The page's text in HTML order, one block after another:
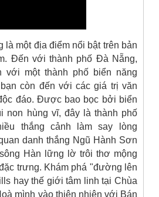
là một địa điểm nổi bật trên bản
Đến với thành phố Đà Nẵng,
với một thành phố biển năng
còn đến với các giá trị văn
đáo. Được bao bọc bởi biển
non hùng vĩ, đây là thành phố
thắng cảnh làm say lòng
danh thắng Ngũ Hành Sơn
Hàn lững lờ trôi thơ mộng
trưng. Khám phá "đường lên
hay thế giới tâm linh tại Chùa
mình vào thiên nhiên với Bán